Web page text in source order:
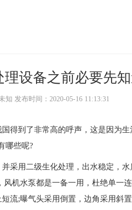
理设备之前必要先
知 发布时间：2020-05-16 11:13:31
到了非常高的呼声，这是因为生
哪些呢?
用二级生化处理，出水稳定，水
机水泵都是一备一用，杜绝单一
流;曝气头采用倒置，边角采用斜